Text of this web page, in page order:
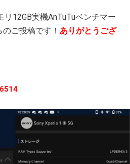
12GB実機AnTuTuベンチマー
ご投稿です！ ありがとうござ